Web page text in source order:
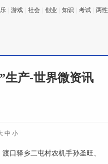
游戏 社会 创业 知识 考试 两性
生产-世界微资讯
中 小
口驿乡二屯村农机手孙圣旺、